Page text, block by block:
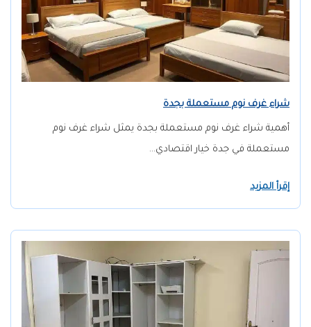
شراء غرف نوم مستعملة بجدة
أهمية شراء غرف نوم مستعملة بجدة يمثل شراء غرف نوم
مستعملة في جدة خيار اقتصادي…
إقرأ المزيد